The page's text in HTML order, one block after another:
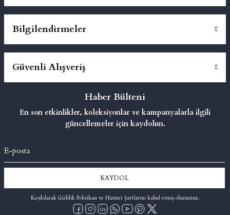
Bilgilendirmeler
Güvenli Alışveriş
Haber Bülteni
En son etkinlikler, koleksiyonlar ve kampanyalarla ilgili
güncellemeler için kaydolun.
KAYDOL
Kaydolarak Gizlilik Politikası ve Hizmet Şartlarını kabul etmiş olursunuz.